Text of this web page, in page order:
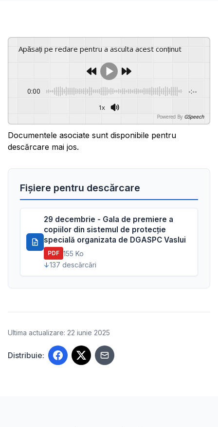
Apăsați pe redare pentru a asculta acest conținut
0:00 -:--
1x
Powered By GSpeech
Documentele asociate sunt disponibile pentru
descărcare mai jos.
Fișiere pentru descărcare
29 decembrie - Gala de premiere a
copiilor din sistemul de protecție
specială organizata de DGASPC Vaslui
PDF 155 Ko
137 descărcări
Ultima actualizare: 22 iunie 2025
Distribuie: